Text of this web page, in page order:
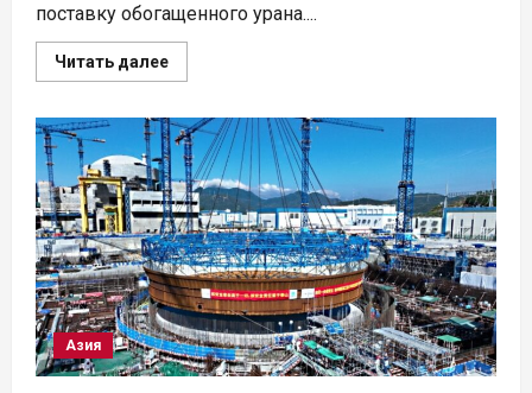
поставку обогащенного урана....
Читать далееПрочитать
больше
Словакии:
новый
поставщик
для
АЭС
Bohunice
и
Mochovce
Азия